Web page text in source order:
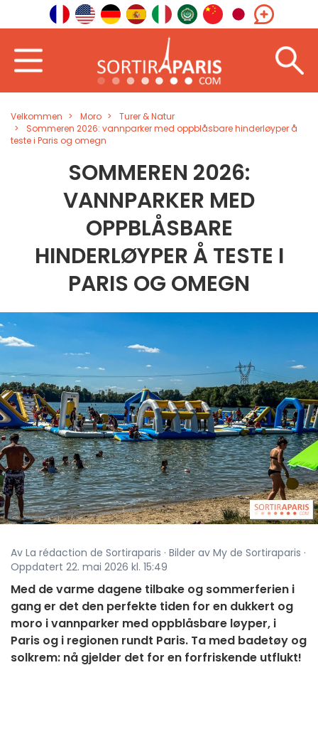
Velkommen Moro
Turer & Natur
Sommeren 2026: vannparker med oppblåsbare hinderløyper å
teste i Paris og omegn
SOMMEREN 2026:
VANNPARKER MED
OPPBLÅSBARE
HINDERLØYPER Å TESTE I
PARIS OG OMEGN
Av La rédaction de Sortiraparis · Bilder av My de Sortiraparis ·
Oppdatert 22. mai 2026 kl. 15:49
Med de varme dagene tilbake og sommerferien i
gang er det den perfekte tiden for en dukkert og
moro i vannparker med oppblåsbare løyper, i
Paris og i regionen rundt Paris. Ta med badetøy og
solkrem: nå gjelder det for en forfriskende utflukt!